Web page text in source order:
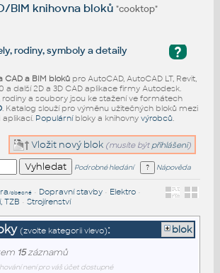
BIM knihovna bloků"cooktop"
?
rodiny, symboly a detaily
CAD a BIM blokůpro AutoCAD, AutoCAD LT, Revit,
a další 2D a 3D CAD aplikace firmy Autodesk.
rodiny a soubory jsou ke stažení ve formátech
. Katalog slouží pro výměnu užitečných bloků mezi
aplikací. Populárníbloky a knihovny výrobců.
Vložit nový blok (musíte být přihlášeni)
Podrobné hledání Nápověda
/obecné• Dopravní stavby• Elektro•
TZB • Strojírenství
(zvolte kategorii vlevo): blok
15záznamů
není pro váš účet dostupné